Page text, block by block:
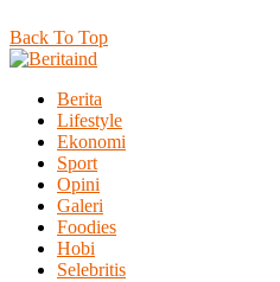
Back To Top
Berita
Lifestyle
Ekonomi
Sport
Opini
Galeri
Foodies
Hobi
Selebritis